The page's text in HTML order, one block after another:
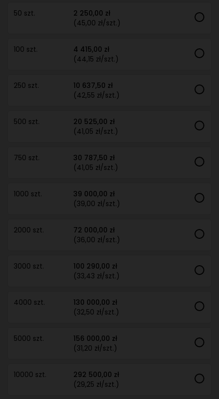
50 szt.
2 250,00 zł
(45,00 zł/szt.)
100 szt.
4 415,00 zł
(44,15 zł/szt.)
250 szt.
10 637,50 zł
(42,55 zł/szt.)
500 szt.
20 525,00 zł
(41,05 zł/szt.)
750 szt.
30 787,50 zł
(41,05 zł/szt.)
1000 szt.
39 000,00 zł
(39,00 zł/szt.)
2000 szt.
72 000,00 zł
(36,00 zł/szt.)
3000 szt.
100 290,00 zł
(33,43 zł/szt.)
4000 szt.
130 000,00 zł
(32,50 zł/szt.)
5000 szt.
156 000,00 zł
(31,20 zł/szt.)
10000 szt.
292 500,00 zł
(29,25 zł/szt.)